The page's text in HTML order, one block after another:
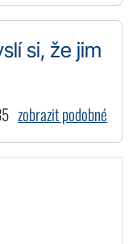
si, že jim
zobrazit podobné